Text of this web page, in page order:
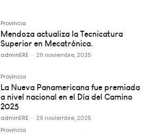
Provincia
Mendoza actualiza la Tecnicatura
Superior en Mecatrónica.
adminERE - 29 noviembre, 2025
Provincia
La Nueva Panamericana fue premiada
a nivel nacional en el Día del Camino
2025
adminERE - 29 noviembre, 2025
Provincia